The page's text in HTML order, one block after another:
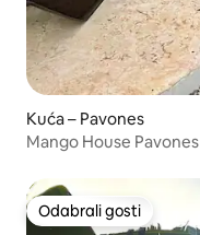
Kuća – Pavones
Mango House Pavones
Odabrali gosti
Odabrali gosti